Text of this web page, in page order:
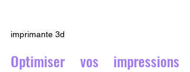
imprimante 3d
Optimiser vos impressions